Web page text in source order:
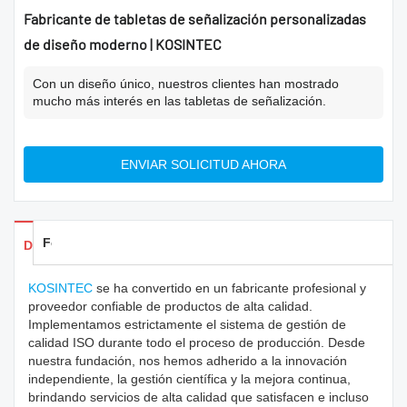
Fabricante de tabletas de señalización personalizadas
de diseño moderno | KOSINTEC
Con un diseño único, nuestros clientes han mostrado
mucho más interés en las tabletas de señalización.
ENVIAR SOLICITUD AHORA
Detalles de los productos
Feedback
KOSINTEC se ha convertido en un fabricante profesional y
proveedor confiable de productos de alta calidad.
Implementamos estrictamente el sistema de gestión de
calidad ISO durante todo el proceso de producción. Desde
nuestra fundación, nos hemos adherido a la innovación
independiente, la gestión científica y la mejora continua,
brindando servicios de alta calidad que satisfacen e incluso